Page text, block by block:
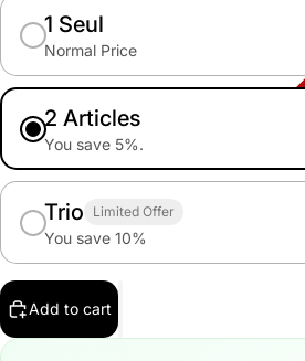
1 Seul
Normal Price
2 Articles
You save 5%.
Trio Limited Offer
You save 10%
Add to cart